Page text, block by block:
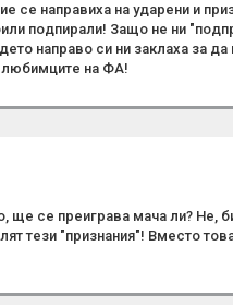
се направиха на ударени и
подпирали! Защо не ни
направо си ни заклаха за
любимците на ФА!
ще се преиграва мача ли? Не,
тези "признания"! Вместо